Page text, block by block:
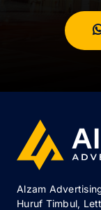
Alzam
Huruf Timbul,